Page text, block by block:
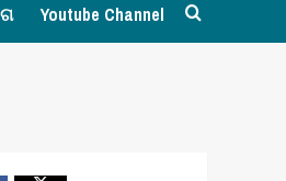
Youtube Channel